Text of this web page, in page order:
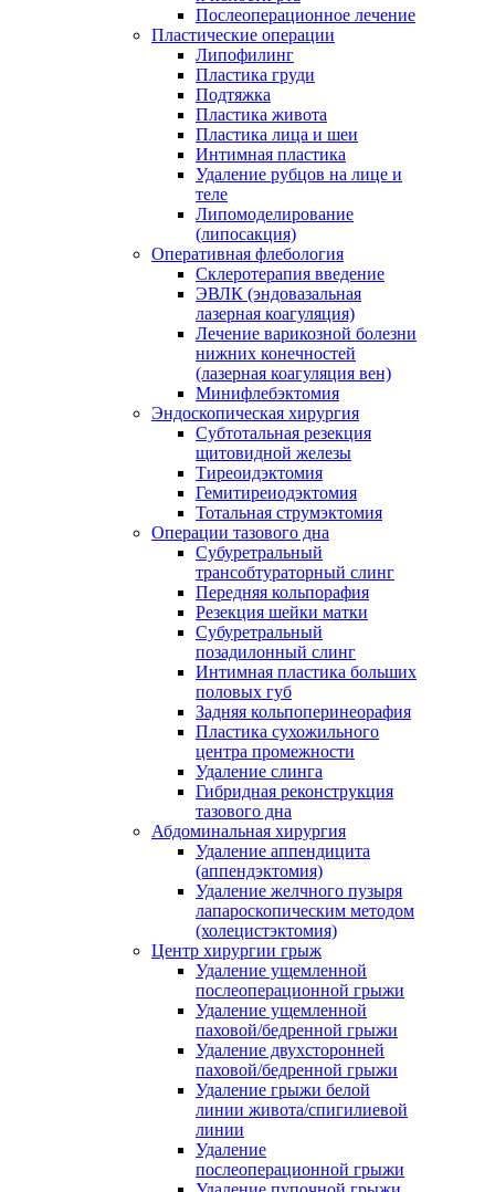
Послеоперационное лечение
Пластические операции
Липофилинг
Пластика груди
Подтяжка
Пластика живота
Пластика лица и шеи
Интимная пластика
Удаление рубцов на лице и
теле
Липомоделирование
(липосакция)
Оперативная флебология
Склеротерапия введение
ЭВЛК (эндовазальная
лазерная коагуляция)
Лечение варикозной болезни
нижних конечностей
(лазерная коагуляция вен)
Минифлебэктомия
Эндоскопическая хирургия
Субтотальная резекция
щитовидной железы
Тиреоидэктомия
Гемитиреиодэктомия
Тотальная струмэктомия
Операции тазового дна
Субуретральный
трансобтураторный слинг
Передняя кольпорафия
Резекция шейки матки
Субуретральный
позадилонный слинг
Интимная пластика больших
половых губ
Задняя кольпоперинеорафия
Пластика сухожильного
центра промежности
Удаление слинга
Гибридная реконструкция
тазового дна
Абдоминальная хирургия
Удаление аппендицита
(аппендэктомия)
Удаление желчного пузыря
лапароскопическим методом
(холецистэктомия)
Центр хирургии грыж
Удаление ущемленной
послеоперационной грыжи
Удаление ущемленной
паховой/бедренной грыжи
Удаление двухсторонней
паховой/бедренной грыжи
Удаление грыжи белой
линии живота/спигилиевой
линии
Удаление
послеоперационной грыжи